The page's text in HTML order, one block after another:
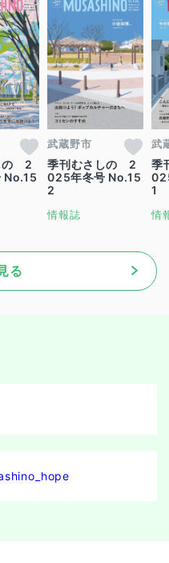
の 2
No.15
武蔵野市
季刊むさしの 2
025年冬号 No.15
2
情報誌
武
季
1
情
る